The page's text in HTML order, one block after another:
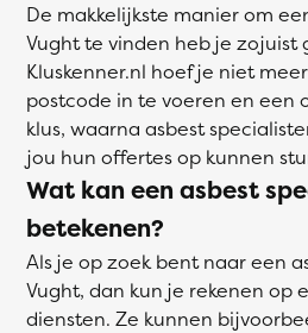
De makkelijkste manier om
Vught te vinden heb je zojuist
Kluskenner.nl hoef je niet
postcode in te voeren en een
klus, waarna asbest
jou hun offertes op kunnen
Wat kan een asbest
betekenen?
Als je op zoek bent naar een
Vught, dan kun je rekenen op
diensten. Ze kunnen